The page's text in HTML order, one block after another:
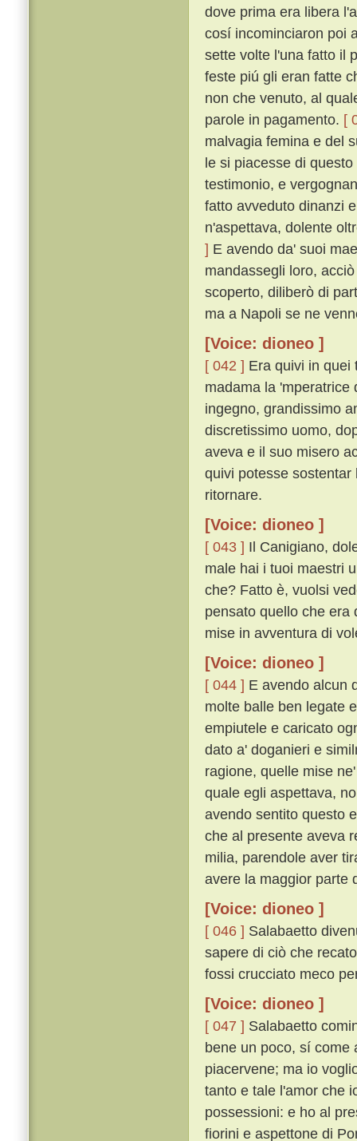
dove prima era libera
cosí incominciaron poi
sette volte l'una fatto il
feste piú gli eran fatte
non che venuto, al
parole in pagamento. [
malvagia femina e del
le si piacesse di
testimonio, e
fatto avveduto dinanzi
n'aspettava, dolente
] E avendo da' suoi
mandassegli loro,
scoperto, diliberò di
ma a Napoli se ne
[Voice: dioneo ]
[ 042 ] Era quivi in quei
madama la 'mperatrice
ingegno, grandissimo
discretissimo uomo,
aveva e il suo misero
quivi potesse
ritornare.
[Voice: dioneo ]
[ 043 ] Il Canigiano,
male hai i tuoi maestri
che? Fatto è, vuolsi
pensato quello che era
mise in avventura di
[Voice: dioneo ]
[ 044 ] E avendo alcun
molte balle ben legate
empiutele e caricato
dato a' doganieri e
ragione, quelle mise
quale egli aspettava,
avendo sentito questo
che al presente aveva
milia, parendole aver
avere la maggior parte
[Voice: dioneo ]
[ 046 ] Salabaetto
sapere di ciò che
fossi crucciato meco
[Voice: dioneo ]
[ 047 ] Salabaetto
bene un poco, sí come
piacervene; ma io
tanto e tale l'amor che
possessioni: e ho al
fiorini e aspettone di